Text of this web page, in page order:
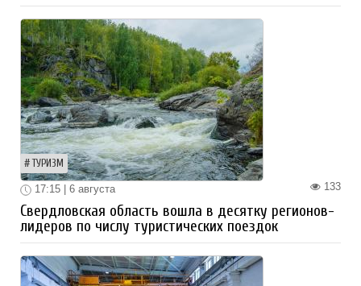
ТУРИЗМ
133
17:15 | 6 августа
Свердловская область вошла в десятку регионов-
лидеров по числу туристических поездок